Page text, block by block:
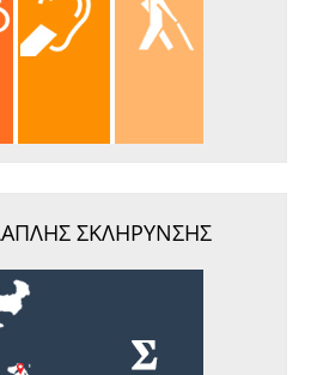
ΣΚΛΗΡΥΝΣΗΣ